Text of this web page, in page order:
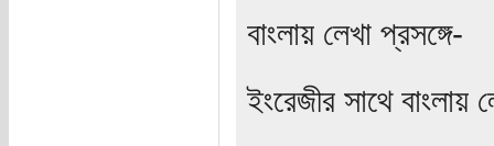
বাংলায় লেখা প্রসঙ্গে-
ইংরেজীর সাথে